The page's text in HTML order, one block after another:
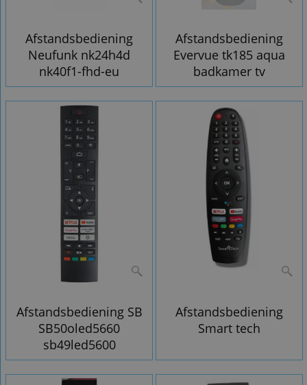
Afstandsbediening
Neufunk nk24h4d
nk40f1-fhd-eu
Afstandsbediening
Evervue tk185 aqua
badkamer tv
Afstandsbediening SB
SB50oled5660
sb49led5600
Afstandsbediening
Smart tech